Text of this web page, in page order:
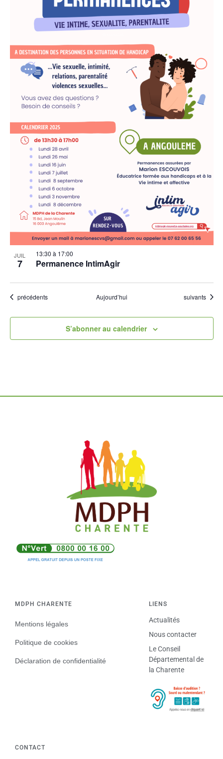
JUIL
7 Permanence IntimAgir
13:30 à 17:00
Évènements
précédents Aujourd’hui Évènements
suivants
S’abonner au calendrier
MDPH CHARENTE
Mentions légales
Politique de cookies
Déclaration de confidentialité
LIENS
Actualités
Nous contacter
Le Conseil
Départemental de
la Charente
CONTACT